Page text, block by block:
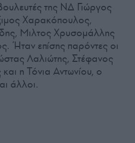
της ΝΔ Γιώργος
Χαρακόπουλος,
Μιλτος Χρυσομάλλης
Ήταν επίσης παρόντες οι
Λαλιώτης, Στέφανος
η Τόνια Αντωνίου, ο
άλλοι.